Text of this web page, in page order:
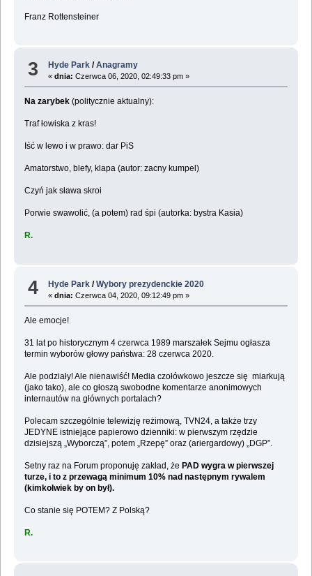
Franz Rottensteiner
3 Hyde Park /Anagramy
«dnia: Czerwca 06, 2020, 02:49:33 pm »
Na zarybek(politycznie aktualny):
Traf łowiska z kras!
Iść w lewo i w prawo: dar PiS
Amatorstwo, blefy, klapa (autor: zacny kumpel)
Czyń jak sława skroi
Porwie swawolić, (a potem) rad śpi (autorka: bystra Kasia)
R.
4 Hyde Park /Wybory prezydenckie 2020
«dnia: Czerwca 04, 2020, 09:12:49 pm »
Ale emocje!
31 lat po historycznym 4 czerwca 1989 marszałek Sejmu ogłasza
termin wyborów głowy państwa: 28 czerwca 2020.
Ale podziały! Ale nienawiść! Media czołówkowo jeszcze się miarkują
(jako tako), ale co głoszą swobodne komentarze anonimowych
internautów na głównych portalach?
Polecam szczególnie telewizję reżimową, TVN24, a także trzy
JEDYNE istniejące papierowo dzienniki: w pierwszym rzędzie
dzisiejszą „Wyborczą”, potem „Rzepę” oraz (ariergardowy) „DGP”.
Setny raz na Forum proponuję zakład, że PAD wygra w pierwszej
turze, i to z przewagą minimum 10% nad następnym rywalem
(kimkolwiek by on był).
Co stanie się POTEM? Z Polską?
R.